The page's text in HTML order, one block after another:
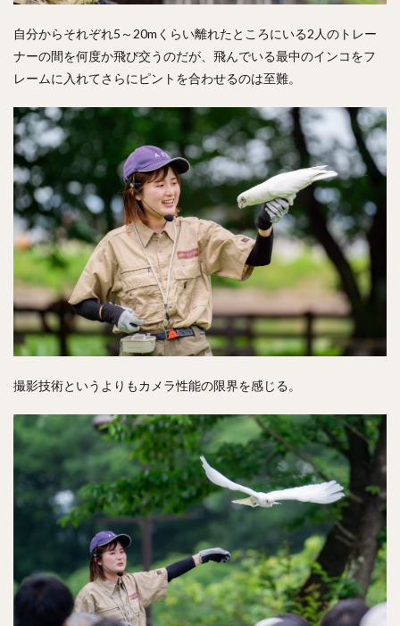
自分からそれぞれ5～20mくらい離れたところにいる2人のトレー
ナーの間を何度か飛び交うのだが、飛んでいる最中のインコをフ
レームに入れてさらにピントを合わせるのは至難。
撮影技術というよりもカメラ性能の限界を感じる。